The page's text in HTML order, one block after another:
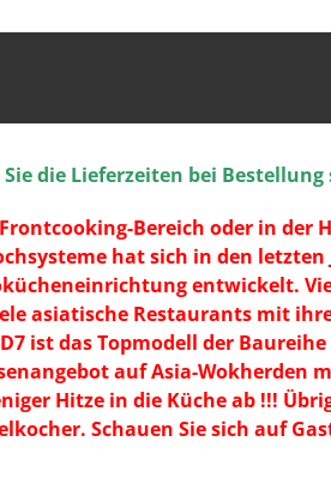
die Lieferzeiten bei
Bereich oder in
hat sich in den
entwickelt.
asiatische Restaurants mit
ist das Topmodell der
auf Asia-Wokherden
Hitze in die Küche ab !!!
Schauen Sie sich auf